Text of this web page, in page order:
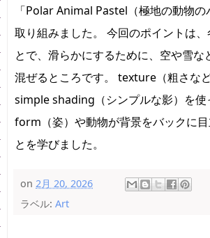
「Polar Animal Pastel（極地の動物
取り組みました。 今回のポイントは
とで、滑らかにするために、空や雪な
混ぜるところです。 texture（粗さなど
simple shading（シンプルな影）を使
form（姿）や動物が背景をバックに
とを学びました。
on 2月 20, 2026
ラベル: Art